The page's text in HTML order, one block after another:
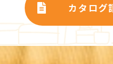
カタログ